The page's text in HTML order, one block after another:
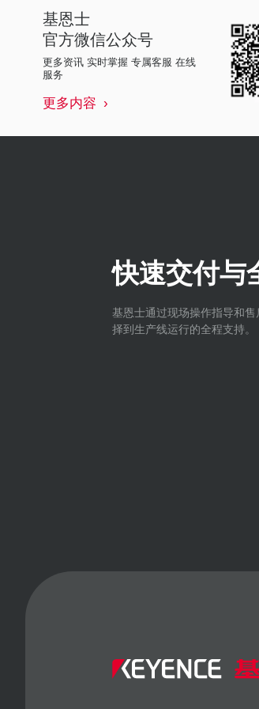
基恩士
官方微信公众号
更多资讯 实时掌握 专属客服 在线
服务
更多内容
快速交付与
基恩士通过现场操作指导和
择到生产线运行的全程支持。